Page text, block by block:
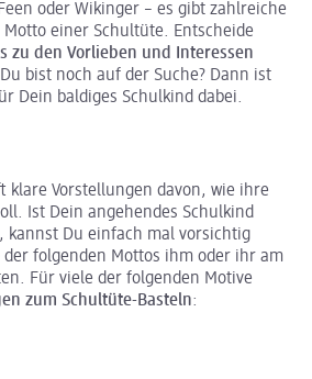
oder Wikinger – es gibt zahlreiche
einer Schultüte. Entscheide
zu den Vorlieben und Interessen
bist noch auf der Suche? Dann ist
Dein baldiges Schulkind dabei.
klare Vorstellungen davon, wie ihre
Ist Dein angehendes Schulkind
kannst Du einfach mal vorsichtig
folgenden Mottos ihm oder ihr am
Für viele der folgenden Motive
zum Schultüte-Basteln: